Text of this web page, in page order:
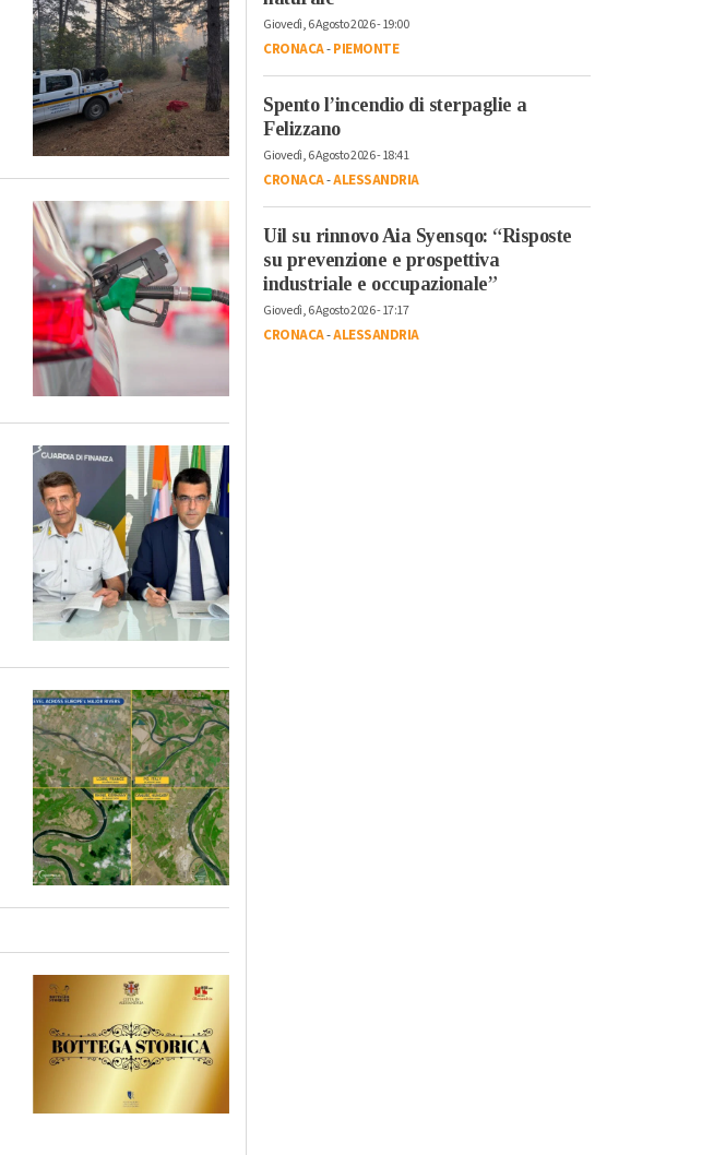
Giovedì, 6 Agosto 2026 - 19:00
CRONACA-PIEMONTE
Spento l’incendio di sterpaglie a
Felizzano
Giovedì, 6 Agosto 2026 - 18:41
CRONACA-ALESSANDRIA
Uil su rinnovo Aia Syensqo: “Risposte
su prevenzione e prospettiva
industriale e occupazionale”
Giovedì, 6 Agosto 2026 - 17:17
CRONACA-ALESSANDRIA